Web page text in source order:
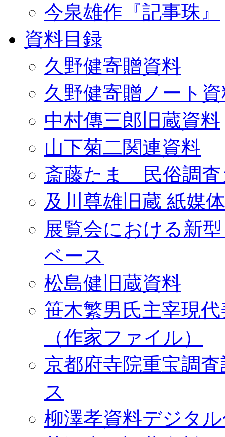
今泉雄作『記事珠』
資料目録
久野健寄贈資料
久野健寄贈ノート
中村傳三郎旧蔵資料
山下菊二関連資料
斎藤たま 民俗調査
及川尊雄旧蔵 紙媒
展覧会における新
ベース
松島健旧蔵資料
笹木繁男氏主宰現
（作家ファイル）
京都府寺院重宝調
ス
柳澤孝資料デジタ